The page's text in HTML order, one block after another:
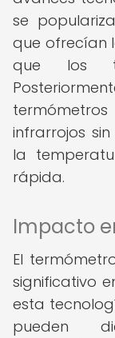
se
que ofrecían
que los
infrarrojos
la
rápida.
Impacto
El
significativo
esta
pueden